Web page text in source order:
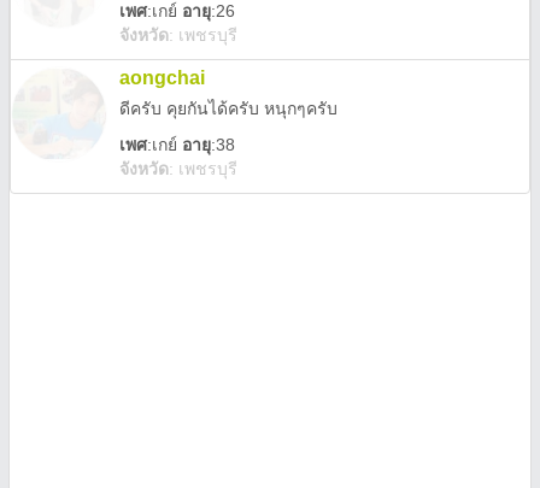
เพศ:เกย์ อายุ:26
จังหวัด: เพชรบุรี
aongchai
ดีครับ คุยกันได้ครับ หนุกๆครับ
เพศ:เกย์ อายุ:38
จังหวัด: เพชรบุรี